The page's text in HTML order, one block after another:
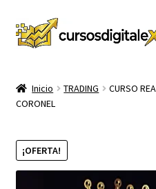
Ir
a
Ir
al
TIENDA
CURSOS
Inicio TRADING
CURSO
CORONEL
¡OFERTA!